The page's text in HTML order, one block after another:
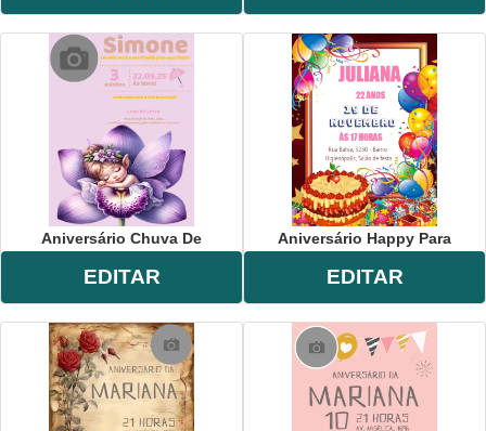
Aniversário Chuva De
EDITAR
Aniversário Happy Para
EDITAR